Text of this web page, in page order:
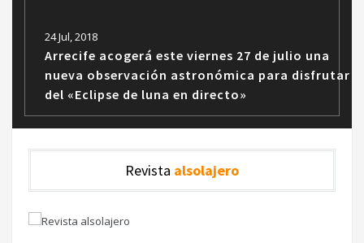
24 Jul, 2018
Arrecife acogerá este viernes 27 de julio una
nueva observación astronómica para disfrutar
del «Eclipse de luna en directo»
Revista alsolajero